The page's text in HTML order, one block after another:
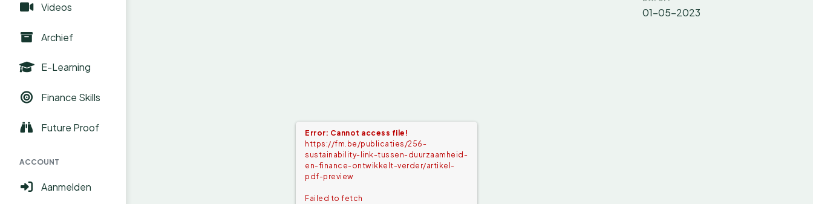
Videos
Archief
E-Learning
Finance Skills
Future Proof
ACCOUNT
Aanmelden
Error: Cannot access file!
https://fm.be/publicaties/256-
sustainability-link-tussen-duurzaamheid-
en-finance-ontwikkelt-verder/artikel-
pdf-preview
Failed to fetch
01-05-2023